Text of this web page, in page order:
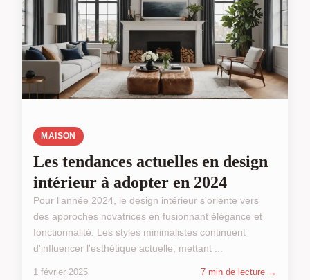
MAISON
Les tendances actuelles en design
intérieur à adopter en 2024
Pour l'année 2024, le design intérieur s'oriente vers
des approches novatrices en fusionnant élégance et
fonctionnalité. Les styles minimalistes continuent
d'influencer l'esthétique actuelle, mettant ...
1 février 2025 7 min de lecture →